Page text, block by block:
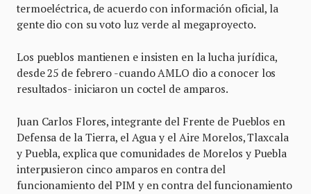
termoeléctrica, de acuerdo con información oficial, la
gente dio con su voto luz verde al megaproyecto.
Los pueblos mantienen e insisten en la lucha jurídica,
desde 25 de febrero -cuando AMLO dio a conocer los
resultados- iniciaron un coctel de amparos.
Juan Carlos Flores, integrante del Frente de Pueblos en
Defensa de la Tierra, el Agua y el Aire Morelos, Tlaxcala
y Puebla, explica que comunidades de Morelos y Puebla
interpusieron cinco amparos en contra del
funcionamiento del PIM y en contra del funcionamiento